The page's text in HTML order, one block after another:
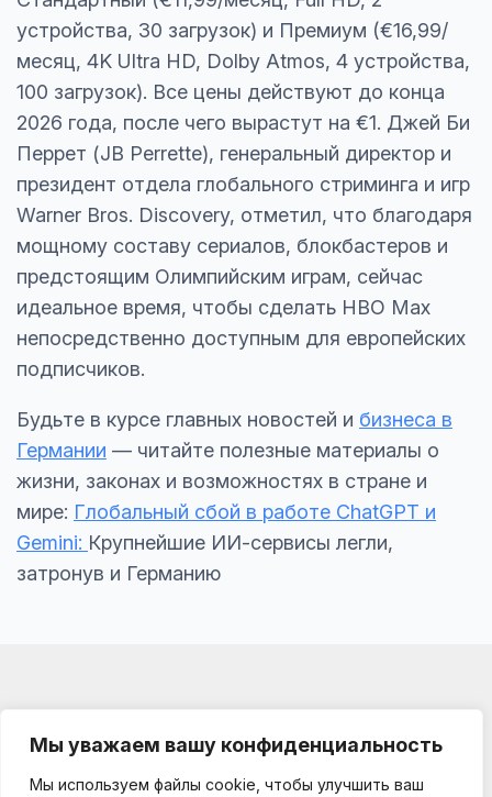
Мы уважаем вашу конфиденциальность
Мы используем файлы cookie, чтобы улучшить ваш
устройства, 30 загрузок) и Премиум (€16,99/
месяц, 4K Ultra HD, Dolby Atmos, 4 устройства,
100 загрузок). Все цены действуют до конца
2026 года, после чего вырастут на €1. Джей Би
Перрет (JB Perrette), генеральный директор и
президент отдела глобального стриминга и игр
Warner Bros. Discovery, отметил, что благодаря
мощному составу сериалов, блокбастеров и
предстоящим Олимпийским играм, сейчас
идеальное время, чтобы сделать HBO Max
непосредственно доступным для европейских
подписчиков.
Будьте в курсе главных новостей и бизнеса в
Германии — читайте полезные материалы о
жизни, законах и возможностях в стране и
мире: Глобальный сбой в работе ChatGPT и
Gemini: Крупнейшие ИИ-сервисы легли,
затронув и Германию
Impressum